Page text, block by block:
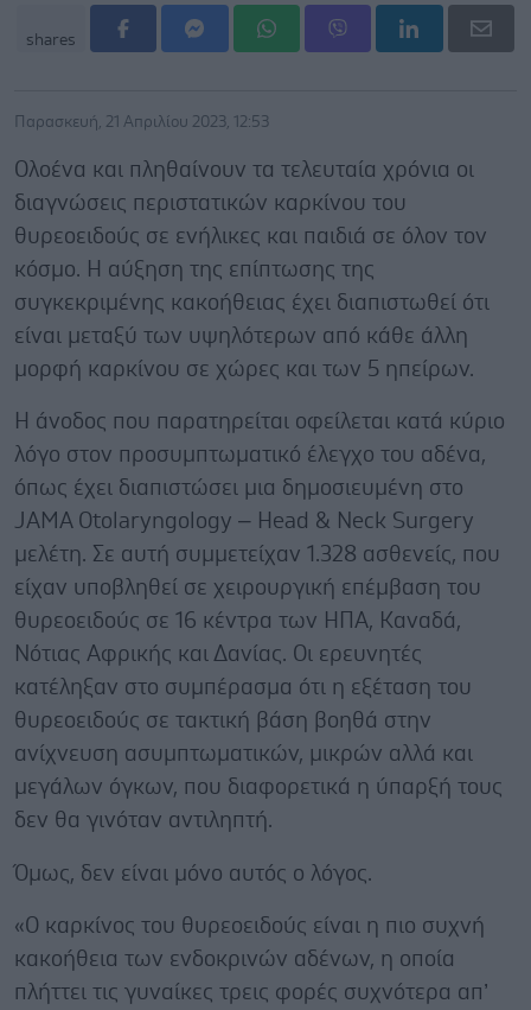
shares
Παρασκευή, 21 Απριλίου 2023, 12:53
Ολοένα και πληθαίνουν τα τελευταία χρόνια οι
διαγνώσεις περιστατικών καρκίνου του
θυρεοειδούς σε ενήλικες και παιδιά σε όλον τον
κόσμο. Η αύξηση της επίπτωσης της
συγκεκριμένης κακοήθειας έχει διαπιστωθεί ότι
είναι μεταξύ των υψηλότερων από κάθε άλλη
μορφή καρκίνου σε χώρες και των 5 ηπείρων.
Η άνοδος που παρατηρείται οφείλεται κατά κύριο
λόγο στον προσυμπτωματικό έλεγχο του αδένα,
όπως έχει διαπιστώσει μια δημοσιευμένη στο
JAMA Otolaryngology – Head & Neck Surgery
μελέτη. Σε αυτή συμμετείχαν 1.328 ασθενείς, που
είχαν υποβληθεί σε χειρουργική επέμβαση του
θυρεοειδούς σε 16 κέντρα των ΗΠΑ, Καναδά,
Νότιας Αφρικής και Δανίας. Οι ερευνητές
κατέληξαν στο συμπέρασμα ότι η εξέταση του
θυρεοειδούς σε τακτική βάση βοηθά στην
ανίχνευση ασυμπτωματικών, μικρών αλλά και
μεγάλων όγκων, που διαφορετικά η ύπαρξή τους
δεν θα γινόταν αντιληπτή.
Όμως, δεν είναι μόνο αυτός ο λόγος.
«Ο καρκίνος του θυρεοειδούς είναι η πιο συχνή
κακοήθεια των ενδοκρινών αδένων, η οποία
πλήττει τις γυναίκες τρεις φορές συχνότερα απ’